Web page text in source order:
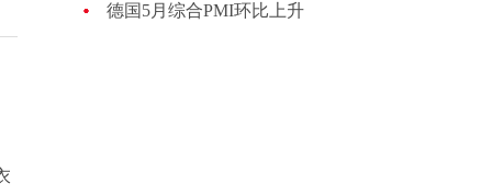
德国5月综合PMI环比上升